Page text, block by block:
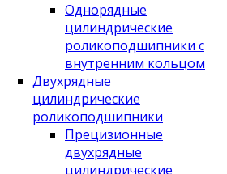
Однорядные
цилиндрические
роликоподшипники с
внутренним кольцом
Двухрядные
цилиндрические
роликоподшипники
Прецизионные
двухрядные
цилиндрические